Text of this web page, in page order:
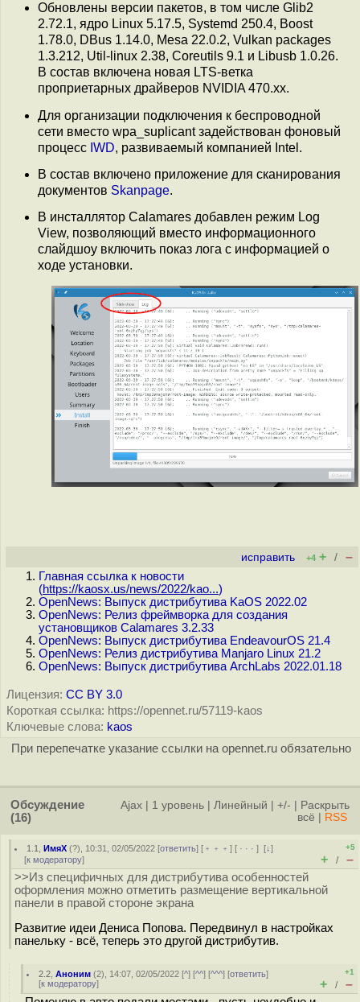
Обновлены версии пакетов, в том числе Glib2
2.72.1, ядро Linux 5.17.5, Systemd 250.4, Boost
1.78.0, DBus 1.14.0, Mesa 22.0.2, Vulkan packages
1.3.212, Util-linux 2.38, Coreutils 9.1 и Libusb 1.0.26.
В состав включена новая LTS-ветка
проприетарных драйверов NVIDIA 470.xx.
Для организации подключения к беспроводной
сети вместо wpa_suplicant задействован фоновый
процесс IWD, развиваемый компанией Intel.
В состав включено приложение для сканирования
документов Skanpage.
В инсталлятор Calamares добавлен режим Log
View, позволяющий вместо информационного
слайдшоу включить показ лога с информацией о
ходе установки.
исправить +4 + / –
Главная ссылка к новости
(https://kaosx.us/news/2022/kao...)
OpenNews: Выпуск дистрибутива KaOS 2022.02
OpenNews: Релиз фреймворка для создания
установщиков Calamares 3.2.33
OpenNews: Выпуск дистрибутива EndeavourOS 21.4
OpenNews: Релиз дистрибутива Manjaro Linux 21.2
OpenNews: Выпуск дистрибутива ArchLabs 2022.01.18
Лицензия: CC BY 3.0
Короткая ссылка: https://opennet.ru/57119-kaos
Ключевые слова: kaos
При перепечатке указание ссылки на opennet.ru обязательно
Обсуждение
(16)
Ajax 1 уровень Линейный +/-
Раскрыть
всё
RSS
1.1 ,ИмяХ (?), 10:31, 02/05/2022 [ответить] [ ﹢﹢﹢] [ · · ·][↓]
[к модератору]
+5
+ / –
>>Из специфичных для дистрибутива особенностей
оформления можно отметить размещение вертикальной
панели в правой стороне экрана
Развитие идеи Дениса Попова. Передвинул в настройках
панельку - всё, теперь это другой дистрибутив.
2.2 ,Аноним (2), 14:07, 02/05/2022 [^] [^^] [^^^] [ответить]
[к модератору]
+1
+ / –